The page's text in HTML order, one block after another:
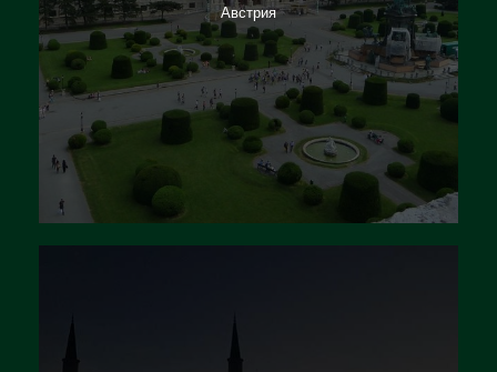
Австрия